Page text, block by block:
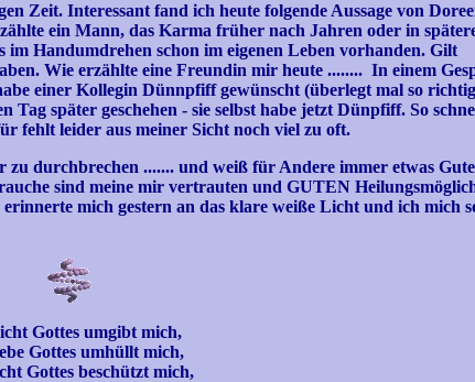
Zeit. Interessant fand ich heute folgende Aussage von
ein Mann, das Karma früher nach Jahren oder in
Handumdrehen schon im eigenen Leben vorhanden. Gilt
Wie erzählte eine Freundin mir heute ........ In einem
einer Kollegin Dünnpfiff gewünscht (überlegt mal so
Tag später geschehen - sie selbst habe jetzt Dünpfiff. So
fehlt leider aus meiner Sicht noch viel zu oft.
durchbrechen ....... und weiß für Andere immer etwas
sind meine mir vertrauten und GUTEN
mich gestern an das klare weiße Licht und ich mich
Gottes umgibt mich,
Gottes umhüllt mich,
Gottes beschützt mich,